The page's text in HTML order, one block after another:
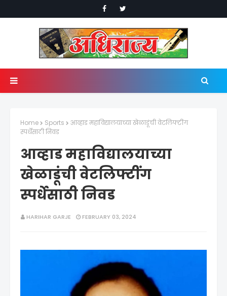
Home Sports
आव्हाड महाविद्यालयाच्या खेळाडूंची वेटलिफ्टींग
स्पर्धेसाठी निवड
आव्हाड महाविद्यालयाच्या
खेळाडूंची वेटलिफ्टींग
स्पर्धेसाठी निवड
HARIHAR GARJE FEBRUARY 03, 2024